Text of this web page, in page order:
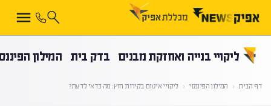
ליקויי בנייה ואחזקת מבנים בדק בית המילון
דף הבית ‹ המילון הפיננסי ‹ ליקויי איטום בקירות חוץ: מה כדאי לדעת?